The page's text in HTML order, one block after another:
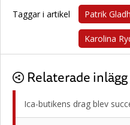
Taggar i artikel Patrik Gladh
Karolina
Relaterade inlägg
Ica-butikens drag blev